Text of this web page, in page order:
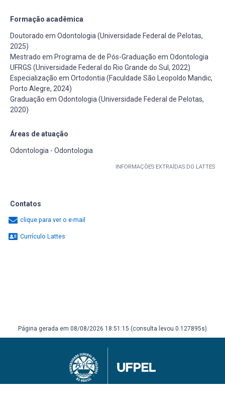
Formação acadêmica
Doutorado em Odontologia (Universidade Federal de Pelotas,
2025)
Mestrado em Programa de de Pós-Graduação em Odontologia
UFRGS (Universidade Federal do Rio Grande do Sul, 2022)
Especialização em Ortodontia (Faculdade São Leopoldo Mandic,
Porto Alegre, 2024)
Graduação em Odontologia (Universidade Federal de Pelotas,
2020)
Áreas de atuação
Odontologia - Odontologia
INFORMAÇÕES EXTRAÍDAS DO LATTES
Contatos
clique para ver o e-mail
Currículo Lattes
Página gerada em 08/08/2026 18:51:15 (consulta levou 0.127895s)